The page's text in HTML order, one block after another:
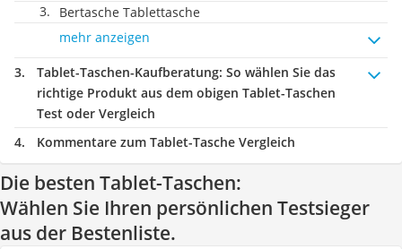
Bertasche Tablettasche
mehr anzeigen
Tablet-Taschen-Kaufberatung: So wählen Sie das
richtige Produkt aus dem obigen Tablet-Taschen
Test oder Vergleich
Kommentare zum Tablet-Tasche Vergleich
Die besten Tablet-Taschen:
Wählen Sie Ihren persönlichen Testsieger
aus der Bestenliste.